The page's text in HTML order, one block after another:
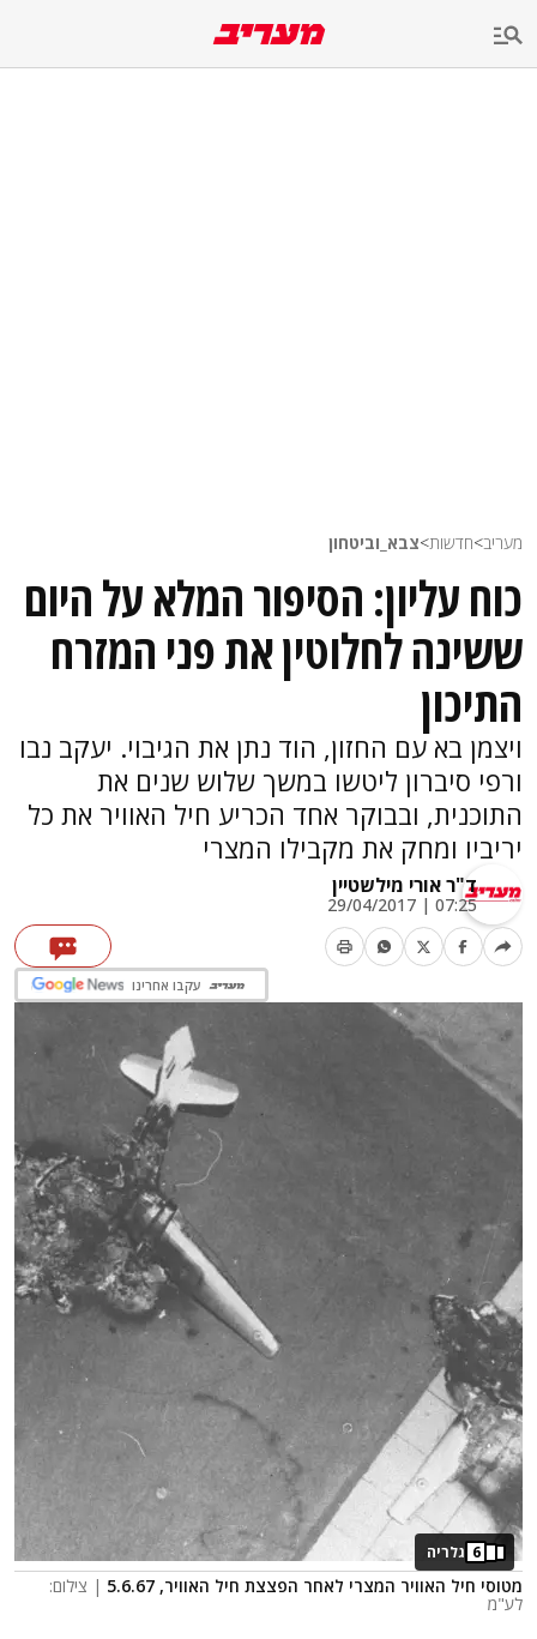
מעריב>חדשות>צבא_וביטחון
כוח עליון: הסיפור המלא על היום
ששינה לחלוטין את פני המזרח
התיכון
ויצמן בא עם החזון, הוד נתן את הגיבוי. יעקב נבו
ורפי סיברון ליטשו במשך שלוש שנים את
התוכנית, ובבוקר אחד הכריע חיל האוויר את כל
יריביו ומחק את מקבילו המצרי
ד"ר אורי מילשטיין
07:25 | 29/04/2017
עקבו אחרינו
מטוסי חיל האוויר המצרי לאחר הפצצת חיל האוויר, 5.6.67 | צילום:
לע"מ
6 גלריה